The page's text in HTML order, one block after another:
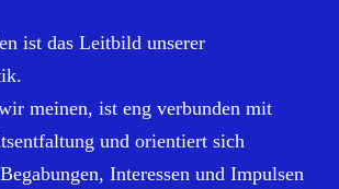
ist das Leitbild unserer
meinen, ist eng verbunden mit
und orientiert sich
Interessen und Impulsen